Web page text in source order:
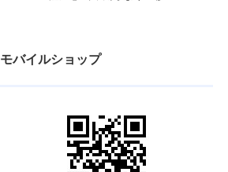
モバイルショップ